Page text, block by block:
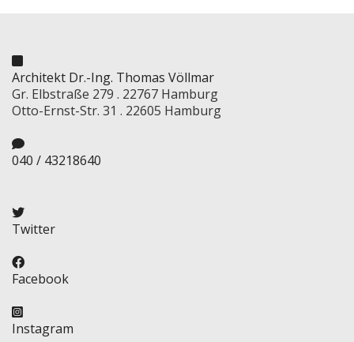
Architekt Dr.-Ing. Thomas Völlmar
Gr. Elbstraße 279 . 22767 Hamburg
Otto-Ernst-Str. 31 . 22605 Hamburg
040 / 43218640
Twitter
Facebook
Instagram